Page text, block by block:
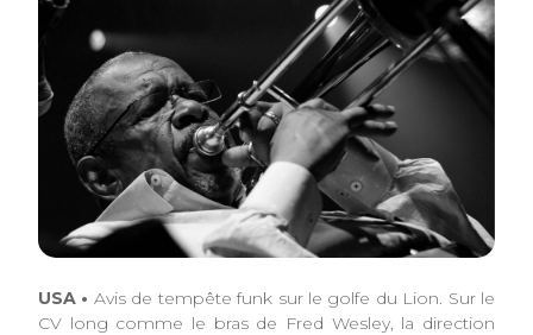
USA • Avis de tempête funk sur le golfe du Lion. Sur le
CV long comme le bras de Fred Wesley, la direction